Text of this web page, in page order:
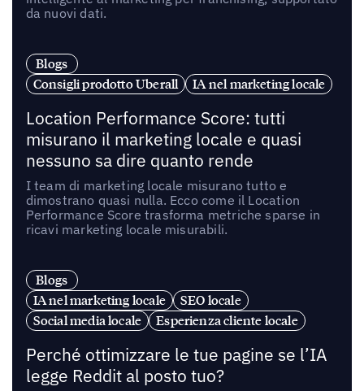
da nuovi dati.
Blogs
Consigli prodotto Uberall
IA nel marketing locale
Location Performance Score: tutti
misurano il marketing locale e quasi
nessuno sa dire quanto rende
I team di marketing locale misurano tutto e
dimostrano quasi nulla. Ecco come il Location
Performance Score trasforma metriche sparse in
ricavi marketing locale misurabili.
Blogs
IA nel marketing locale
SEO locale
Social media locale
Esperienza cliente locale
Perché ottimizzare le tue pagine se l’IA
legge Reddit al posto tuo?